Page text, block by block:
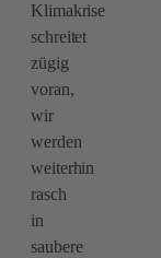
Klimakrise
schreitet
zügig
voran,
wir
werden
weiterhin
rasch
in
saubere